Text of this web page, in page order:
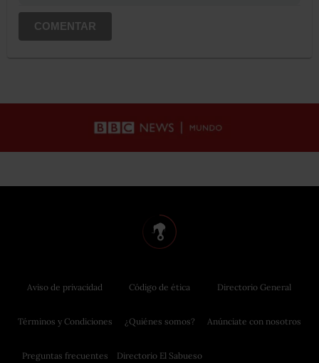
COMENTAR
Aviso de privacidad
Términos y Condiciones
Preguntas frecuentes
Código de ética
¿Quiénes somos?
Directorio El Sabueso
Directorio General
Anúnciate con nosotros